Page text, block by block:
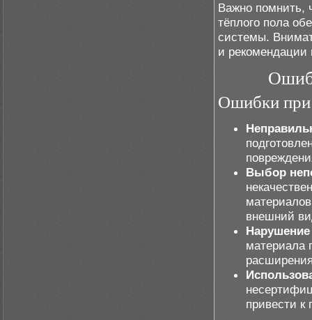
Важно помнить,
тёплого пола
системы.
и рекомендации
Ошибки при
Выбор
внешний
Нарушение
материала
привести